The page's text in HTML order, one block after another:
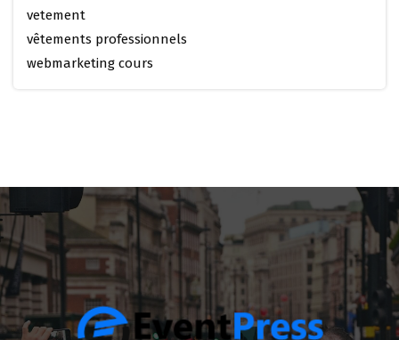
vetement
vêtements professionnels
webmarketing cours